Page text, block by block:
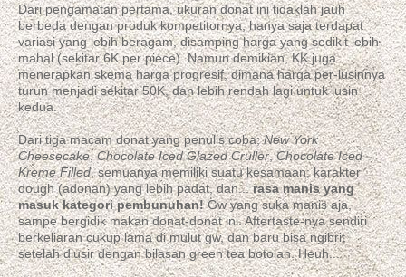
Dari pengamatan pertama, ukuran donat ini tidaklah jauh
berbeda dengan produk kompetitornya, hanya saja terdapat
variasi yang lebih beragam, disamping harga yang sedikit lebih
mahal (sekitar 6K per piece). Namun demikian, KK juga
menerapkan skema harga progresif, dimana harga per-lusinnya
turun menjadi sekitar 50K, dan lebih rendah lagi untuk lusin
kedua.
Dari tiga macam donat yang penulis coba;New York
Cheesecake,Chocolate Iced Glazed Cruller,Chocolate Iced
Kreme Filled, semuanya memiliki suatu kesamaan; karakter
dough (adonan) yang lebih padat, dan...rasa manis yang
masuk kategori pembunuhan!Gw yang suka manis aja,
sampe bergidik makan donat-donat ini. Aftertaste-nya sendiri
berkeliaran cukup lama di mulut gw, dan baru bisa ngibrit
setelah diusir dengan bilasan green tea botolan. Heuh...